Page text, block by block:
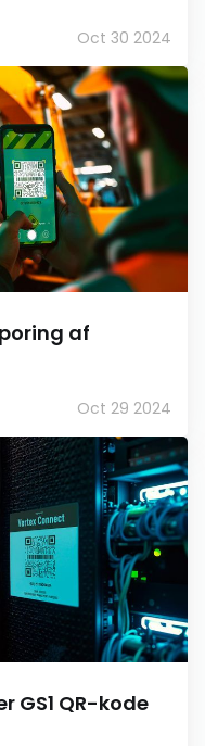
Oct 30 2024
af
Oct 29 2024
GS1 QR-kode